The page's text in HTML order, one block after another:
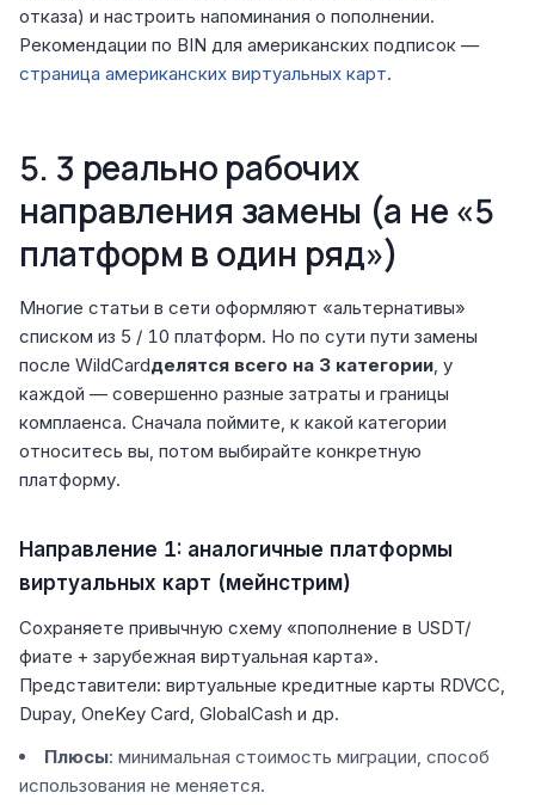
отказа) и настроить напоминания о пополнении.
Рекомендации по BIN для американских подписок —
страница американских виртуальных карт.
5. 3 реально рабочих
направления замены (а не «5
платформ в один ряд»)
Многие статьи в сети оформляют «альтернативы»
списком из 5 / 10 платформ. Но по сути пути замены
после WildCardделятся всего на 3 категории, у
каждой — совершенно разные затраты и границы
комплаенса. Сначала поймите, к какой категории
относитесь вы, потом выбирайте конкретную
платформу.
Направление 1: аналогичные платформы
виртуальных карт (мейнстрим)
Сохраняете привычную схему «пополнение в USDT/
фиате + зарубежная виртуальная карта».
Представители: виртуальные кредитные карты RDVCC,
Dupay, OneKey Card, GlobalCash и др.
Плюсы: минимальная стоимость миграции, способ
использования не меняется.